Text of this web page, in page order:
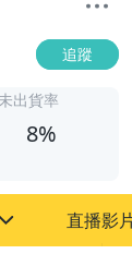
追蹤
未出貨率
8%
直播影